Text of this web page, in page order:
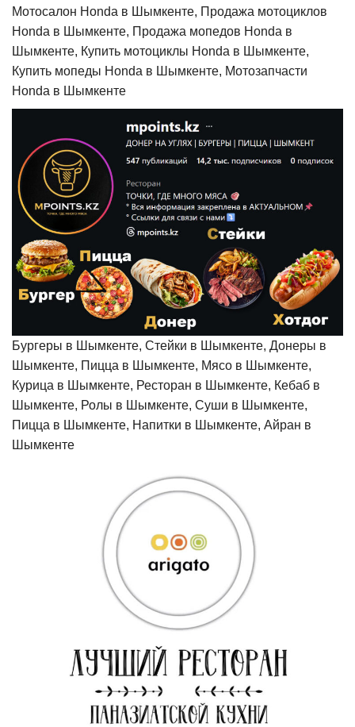
Мотосалон Honda в Шымкенте, Продажа мотоциклов
Honda в Шымкенте, Продажа мопедов Honda в
Шымкенте, Купить мотоциклы Honda в Шымкенте,
Купить мопеды Honda в Шымкенте, Мотозапчасти
Honda в Шымкенте
Бургеры в Шымкенте, Стейки в Шымкенте, Донеры в
Шымкенте, Пицца в Шымкенте, Мясо в Шымкенте,
Курица в Шымкенте, Ресторан в Шымкенте, Кебаб в
Шымкенте, Ролы в Шымкенте, Суши в Шымкенте,
Пицца в Шымкенте, Напитки в Шымкенте, Айран в
Шымкенте